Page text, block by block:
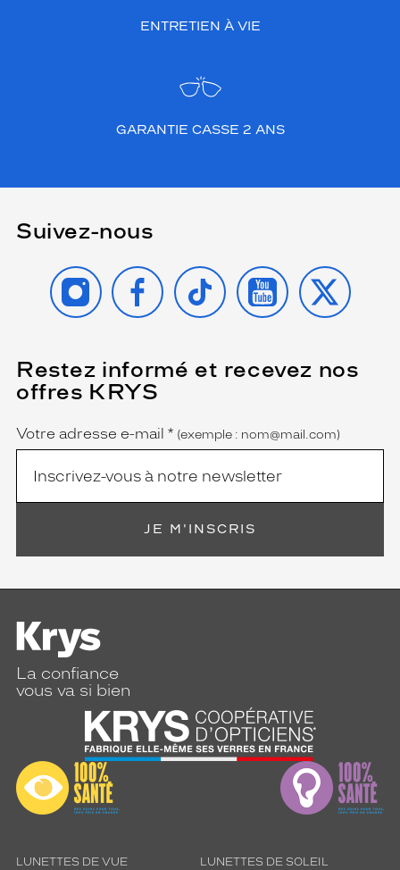
ENTRETIEN À VIE
GARANTIE CASSE 2 ANS
Suivez-nous
INSTAGRAMFACEBOOK
TIKTOK YOUTUBE
X
Restez informé et recevez nos
offres KRYS
Name
Votre adresse e-mail *
(Ce
champ
est
obligatoire)
(exemple : nom@mail.com)
JE M'INSCRIS
La confiance
vous va si bien
LUNETTES DE VUE LUNETTES DE SOLEIL